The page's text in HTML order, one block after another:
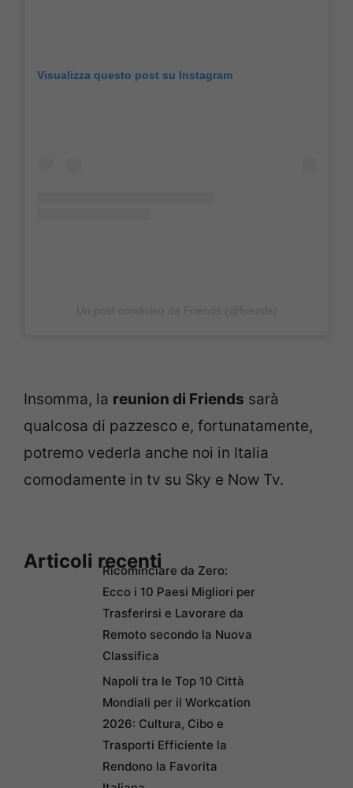
Visualizza questo post su Instagram
Insomma, la reunion di Friends sarà
qualcosa di pazzesco e, fortunatamente,
potremo vederla anche noi in Italia
comodamente in tv su Sky e Now Tv.
Articoli recentiRicominciare da Zero:
Ecco i 10 Paesi Migliori per
Trasferirsi e Lavorare da
Remoto secondo la Nuova
Classifica
Napoli tra le Top 10 Città
Mondiali per il Workcation
2026: Cultura, Cibo e
Trasporti Efficiente la
Rendono la Favorita